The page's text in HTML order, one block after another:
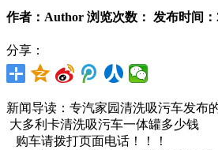
作者：Author 浏览次数： 发布时间：
分享：
新闻导读：专汽家园清洗吸污车发布
大多利卡清洗吸污车一体罐多少钱
购车请拨打页面电话！！！